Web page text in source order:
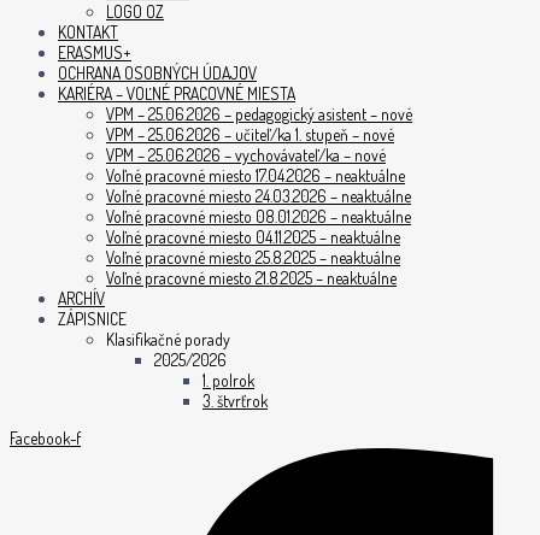
LOGO OZ
KONTAKT
ERASMUS+
OCHRANA OSOBNÝCH ÚDAJOV
KARIÉRA – VOĽNÉ PRACOVNÉ MIESTA
VPM – 25.06.2026 – pedagogický asistent – nové
VPM – 25.06.2026 – učiteľ/ka 1. stupeň – nové
VPM – 25.06.2026 – vychovávateľ/ka – nové
Voľné pracovné miesto 17.04.2026 – neaktuálne
Voľné pracovné miesto 24.03.2026 – neaktuálne
Voľné pracovné miesto 08.01.2026 – neaktuálne
Voľné pracovné miesto 04.11.2025 – neaktuálne
Voľné pracovné miesto 25.8.2025 – neaktuálne
Voľné pracovné miesto 21.8.2025 – neaktuálne
ARCHÍV
ZÁPISNICE
Klasifikačné porady
2025/2026
1. polrok
3. štvrťrok
Facebook-f